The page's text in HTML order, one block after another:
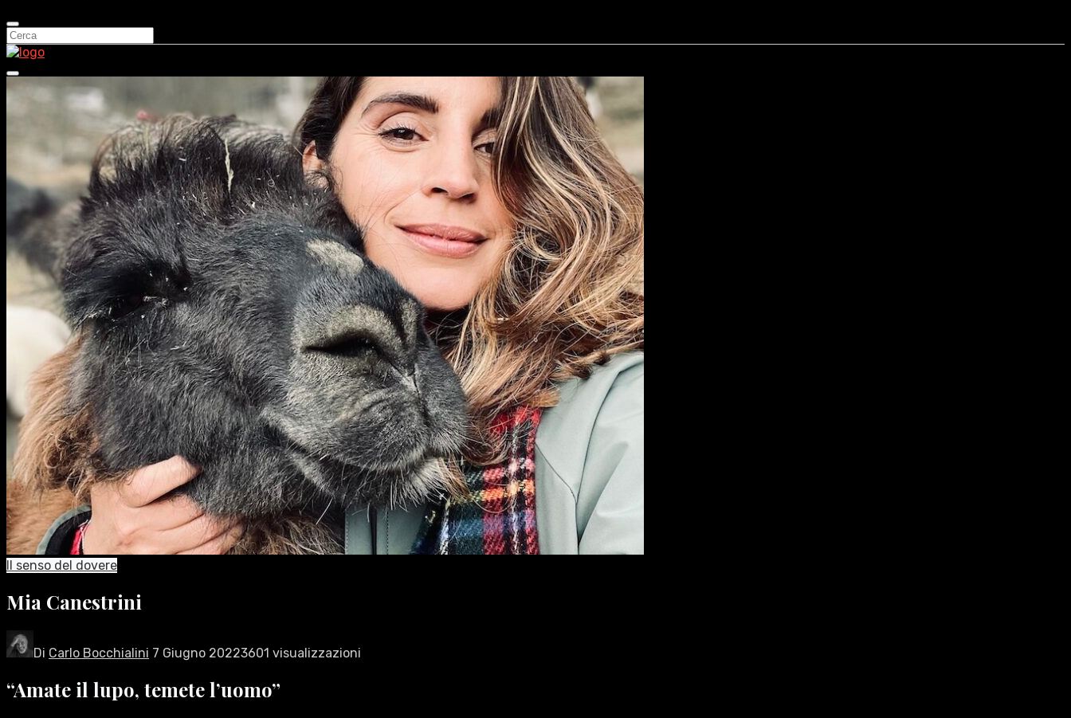
Il senso del dovere
Mia Canestrini
Di Carlo Bocchialini 7 Giugno 20223601 visualizzazioni
“Amate il lupo, temete l’uomo”